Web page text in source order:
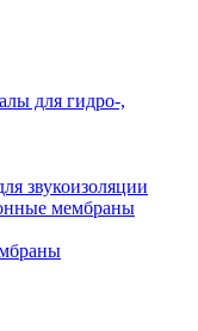
для гидро-,
звукоизоляции
мембраны